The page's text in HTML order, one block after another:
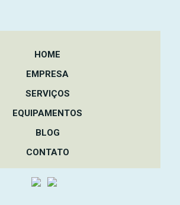
HOME
EMPRESA
SERVIÇOS
EQUIPAMENTOS
BLOG
CONTATO